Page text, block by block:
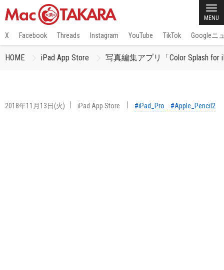
MENU
X Facebook Threads Instagram YouTube TikTok Googleニ
HOME iPad App Store 写真編集アプリ「Color Splash for
2018年11月13日(火) iPad App Store #iPad_Pro #Apple_Pencil2